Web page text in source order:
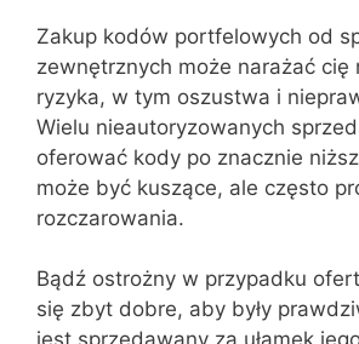
Zakup kodów portfelowych od
zewnętrznych może narażać cię
ryzyka, w tym oszustwa i
Wielu nieautoryzowanych
oferować kody po znacznie
może być kuszące, ale często
rozczarowania.
Bądź ostrożny w przypadku
się zbyt dobre, aby były